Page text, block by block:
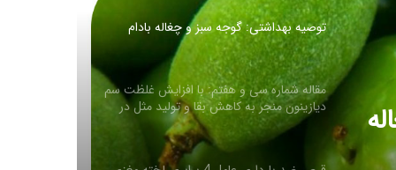
مقاله شماره سی و هفتم: با افزایش غلظت سم
دیازینون منجر به کاهش بقا و تولید مثل در
همه نسل ها می شود
قرص ضد بارداری عامل 4 برابري لخته‌ مغزي
در زنان در ماه رمضان